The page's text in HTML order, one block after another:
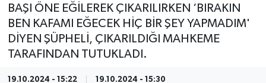
BAŞI ÖNE EĞİLEREK ÇIKARILIRKEN ‘BIRAKIN
BEN KAFAMI EĞECEK HİÇ BİR ŞEY YAPMADIM'
DİYEN ŞÜPHELİ, ÇIKARILDIĞI MAHKEME
TARAFINDAN TUTUKLADI.
19.10.2024 - 15:22 19.10.2024 - 15:30